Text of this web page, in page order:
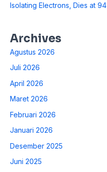
Isolating Electrons, Dies at 94
Archives
Agustus 2026
Juli 2026
April 2026
Maret 2026
Februari 2026
Januari 2026
Desember 2025
Juni 2025